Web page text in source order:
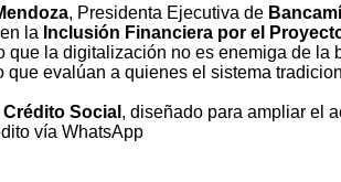
, Presidenta Ejecutiva de
la Inclusión Financiera por el
que la digitalización no es enemiga de
evalúan a quienes el sistema
Social , diseñado para ampliar el
vía WhatsApp